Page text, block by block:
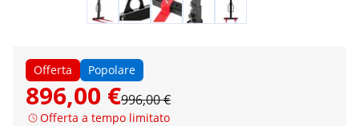
Offerta Popolare
896,00 €996,00 €
Offerta a tempo limitato